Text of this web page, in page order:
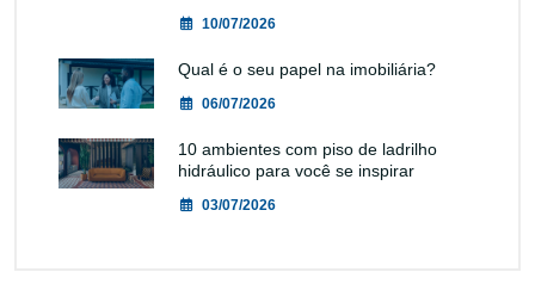
10/07/2026
Qual é o seu papel na imobiliária?
06/07/2026
10 ambientes com piso de ladrilho
hidráulico para você se inspirar
03/07/2026